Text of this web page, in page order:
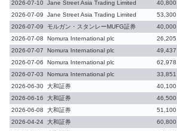
2026-07-10 Jane Street Asia Trading Limited 40,800
2026-07-09
Jane Street Asia Trading Limited 53,300
2026-07-09 モルガン・スタンレーMUFG証券 40,000
2026-07-08 Nomura International plc 26,205
2026-07-07 Nomura International plc 49,437
2026-07-06
Nomura International plc 62,978
2026-07-03
Nomura International plc 33,851
2026-06-30 大和証券 40,100
2026-06-16
大和証券 46,500
2026-06-08
大和証券 51,100
2026-04-24 大和証券 60,800